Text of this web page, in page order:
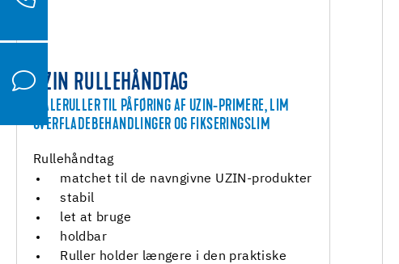
UZIN RULLEHÅNDTAG
MALERULLER TIL PÅFØRING AF UZIN-PRIMERE, LIM
OVERFLADEBEHANDLINGER OG FIKSERINGSLIM
Rullehåndtag
matchet til de navngivne UZIN-produkter
stabil
let at bruge
holdbar
Ruller holder længere i den praktiske